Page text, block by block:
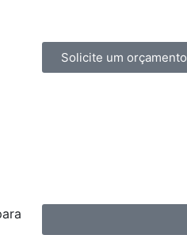
Solicite um orçamento